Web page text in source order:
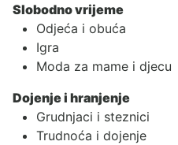
Slobodno vrijeme
Odjeća i obuća
Igra
Moda za mame i djecu
Dojenje i hranjenje
Grudnjaci i steznici
Trudnoća i dojenje